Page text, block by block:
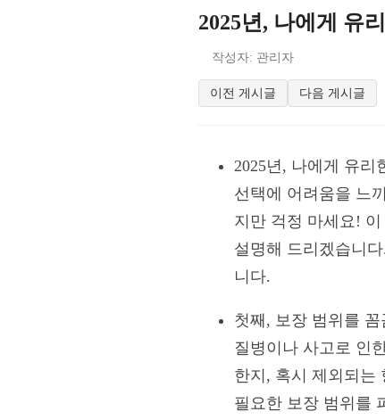
2025년, 나에게 유
작성자: 관리자
이전 게시글 다음 게시글
2025년, 나에게 유리
선택에 어려움을 느
지만 걱정 마세요!
설명해 드리겠습니
니다.
첫째, 보장 범위를
질병이나 사고로 인
한지, 혹시 제외되는
필요한 보장 범위를